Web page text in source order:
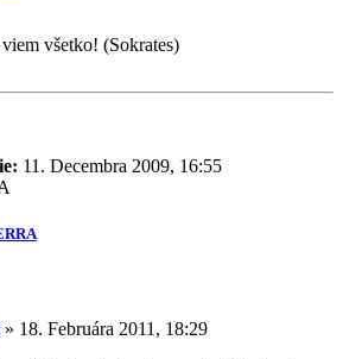
všetko! (Sokrates)
11. Decembra 2009, 16:55
» 18. Februára 2011, 18:29